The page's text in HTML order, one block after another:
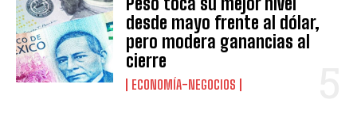
desde mayo frente al dólar,
pero modera ganancias al
cierre
ECONOMÍA-NEGOCIOS